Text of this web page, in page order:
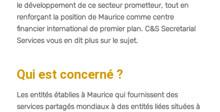
le développement de ce secteur prometteur, tout en
renforçant la position de Maurice comme centre
financier international de premier plan. C&S Secretarial
Services vous en dit plus sur le sujet.
Qui est concerné ?
Les entités établies à Maurice qui fournissent des
services partagés mondiaux à des entités liées situées à